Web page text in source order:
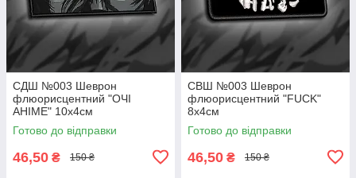
СДШ №003 Шеврон
флюорисцентний "ОЧІ
АНІМЕ" 10х4см
Готово до відправки
46,50 ₴ 150 ₴
СВШ №003 Шеврон
флюорисцентний "FUCK"
8х4см
Готово до відправки
46,50 ₴ 150 ₴